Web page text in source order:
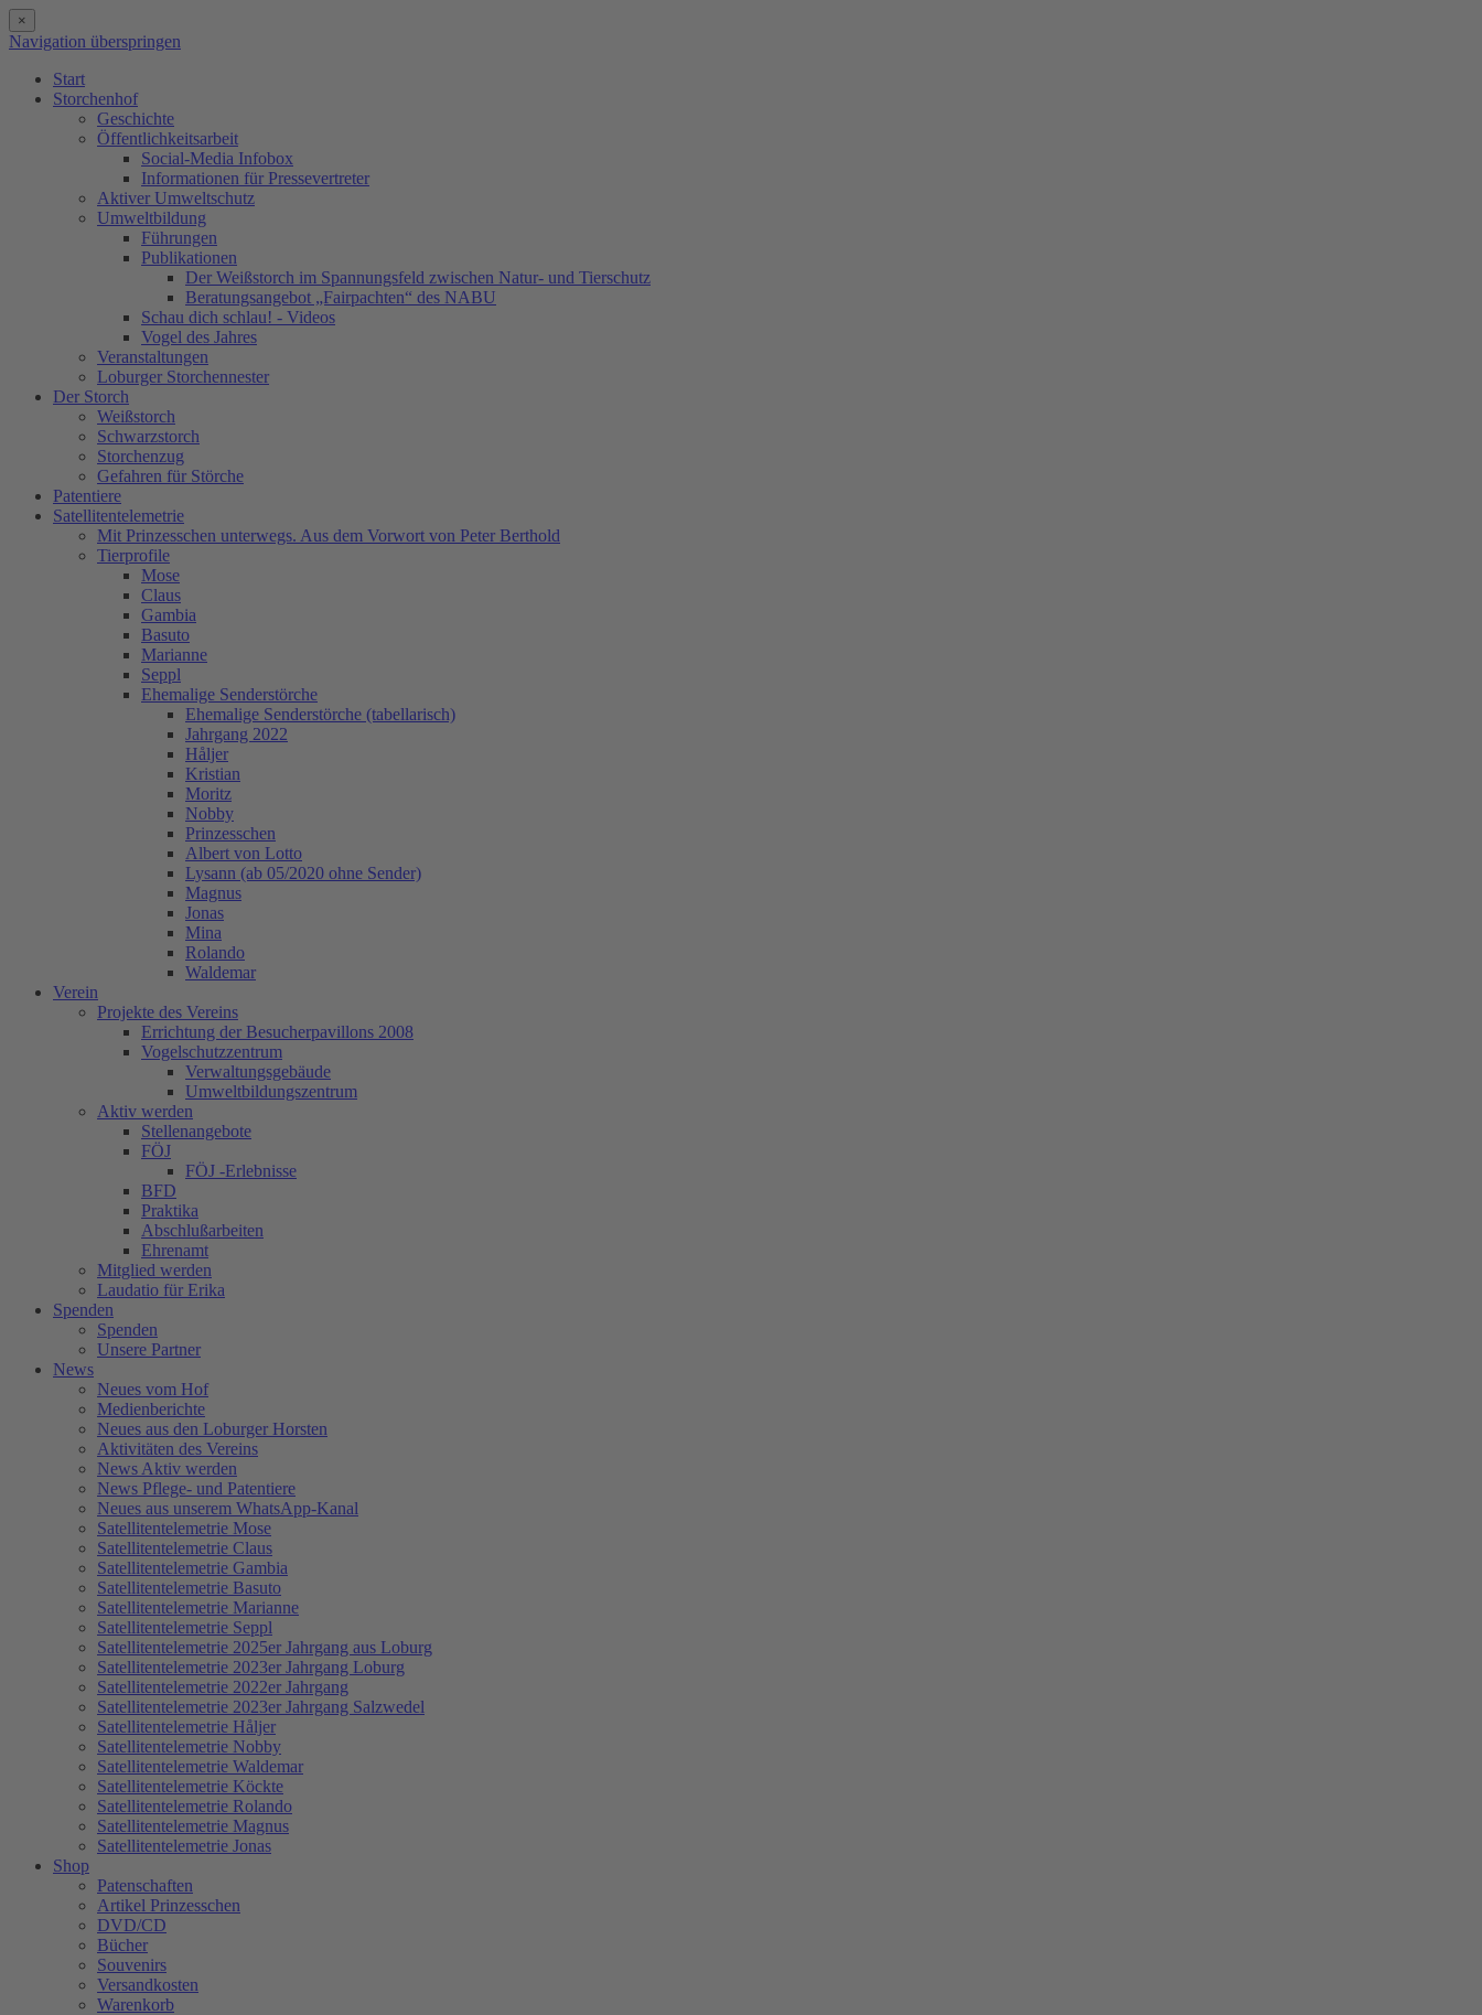
×
Navigation überspringen
Start
Storchenhof
Geschichte
Öffentlichkeitsarbeit
Social-Media Infobox
Informationen für Pressevertreter
Aktiver Umweltschutz
Umweltbildung
Führungen
Publikationen
Der Weißstorch im Spannungsfeld zwischen Natur- und Tierschutz
Beratungsangebot „Fairpachten“ des NABU
Schau dich schlau! - Videos
Vogel des Jahres
Veranstaltungen
Loburger Storchennester
Der Storch
Weißstorch
Schwarzstorch
Storchenzug
Gefahren für Störche
Patentiere
Satellitentelemetrie
Mit Prinzesschen unterwegs. Aus dem Vorwort von Peter Berthold
Tierprofile
Mose
Claus
Gambia
Basuto
Marianne
Seppl
Ehemalige Senderstörche
Ehemalige Senderstörche (tabellarisch)
Jahrgang 2022
Håljer
Kristian
Moritz
Nobby
Prinzesschen
Albert von Lotto
Lysann (ab 05/2020 ohne Sender)
Magnus
Jonas
Mina
Rolando
Waldemar
Verein
Projekte des Vereins
Errichtung der Besucherpavillons 2008
Vogelschutzzentrum
Verwaltungsgebäude
Umweltbildungszentrum
Aktiv werden
Stellenangebote
FÖJ
FÖJ -Erlebnisse
BFD
Praktika
Abschlußarbeiten
Ehrenamt
Mitglied werden
Laudatio für Erika
Spenden
Spenden
Unsere Partner
News
Neues vom Hof
Medienberichte
Neues aus den Loburger Horsten
Aktivitäten des Vereins
News Aktiv werden
News Pflege- und Patentiere
Neues aus unserem WhatsApp-Kanal
Satellitentelemetrie Mose
Satellitentelemetrie Claus
Satellitentelemetrie Gambia
Satellitentelemetrie Basuto
Satellitentelemetrie Marianne
Satellitentelemetrie Seppl
Satellitentelemetrie 2025er Jahrgang aus Loburg
Satellitentelemetrie 2023er Jahrgang Loburg
Satellitentelemetrie 2022er Jahrgang
Satellitentelemetrie 2023er Jahrgang Salzwedel
Satellitentelemetrie Håljer
Satellitentelemetrie Nobby
Satellitentelemetrie Waldemar
Satellitentelemetrie Köckte
Satellitentelemetrie Rolando
Satellitentelemetrie Magnus
Satellitentelemetrie Jonas
Shop
Patenschaften
Artikel Prinzesschen
DVD/CD
Bücher
Souvenirs
Versandkosten
Warenkorb